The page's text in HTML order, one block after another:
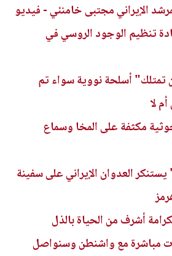
الإيراني مجتبى خامنئي - فيديو
تنظيم الوجود الروسي في
تمتلك" أسلحة نووية سواء تم
لا
مكثفة على المخا وسماع
العدوان الإيراني على سفينة
أشرف من الحياة بالذل
مباشرة مع واشنطن وسنواصل